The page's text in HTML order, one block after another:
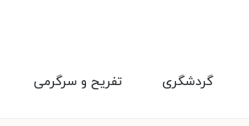
تفریح و سرگرمی گردشگری